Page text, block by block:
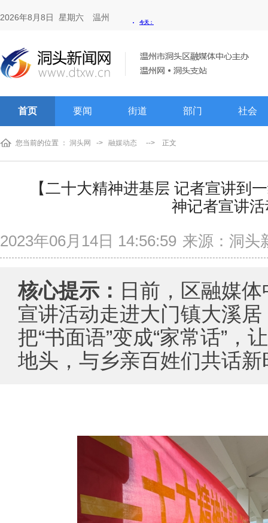
2026年8月8日 星期六 温州
首页 要闻 街道 部门 社会
您当前的位置 ： 洞头网 -> 融媒动态 --> 正文
【二十大精神进基层 记者宣讲到
神记者宣讲
2023年06月14日 14:56:59 来源：洞头
核心提示： 日前，区融媒
宣讲活动走进大门镇大溪居
把“书面语”变成“家常话”，
地头，与乡亲百姓们共话